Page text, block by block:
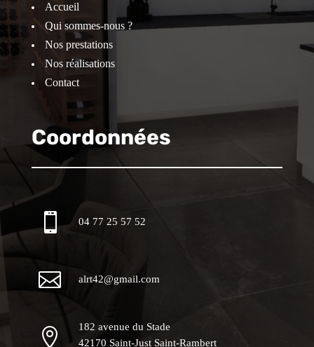
Accueil
Qui sommes-nous ?
Nos prestations
Nos réalisations
Contact
Coordonnées
 04 77 25 57 52
 alrt42@gmail.com

182 avenue du Stade
42170 Saint-Just Saint-Rambert